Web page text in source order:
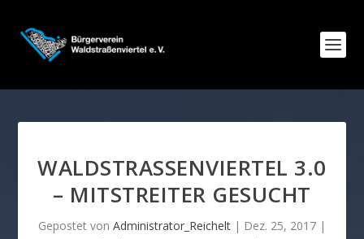
WALDSTRASSENVIERTEL 3.0 –
MITSTREITER GESUCHT
Gepostet von Administrator_Reichelt | Dez. 25, 2017 |